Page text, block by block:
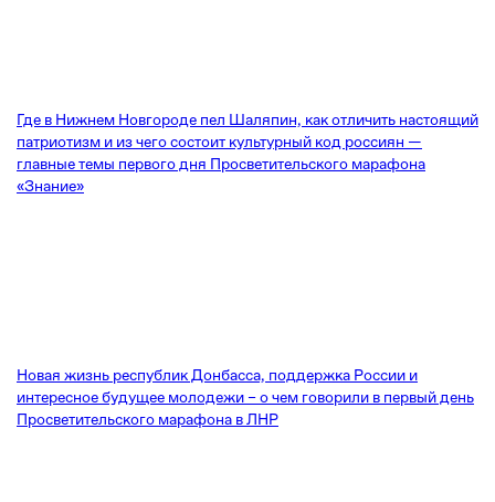
Где в Нижнем Новгороде пел Шаляпин, как отличить настоящий
патриотизм и из чего состоит культурный код россиян —
главные темы первого дня Просветительского марафона
«Знание»
Новая жизнь республик Донбасса, поддержка России и
интересное будущее молодежи – о чем говорили в первый день
Просветительского марафона в ЛНР